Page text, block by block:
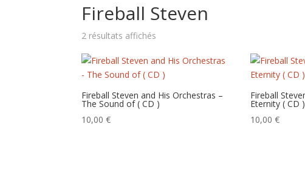
Fireball Steven
2 résultats affichés
plus
récent
au
plus
Fireball Steven and His Orchestras –
The Sound of ( CD )
10,00€
Fireball
Eternity ( CD )
10,00€